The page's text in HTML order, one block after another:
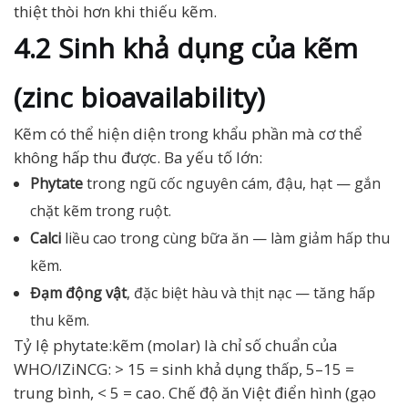
thiệt thòi hơn khi thiếu kẽm.
4.2 Sinh khả dụng của kẽm
(zinc bioavailability)
Kẽm có thể hiện diện trong khẩu phần mà cơ thể
không hấp thu được. Ba yếu tố lớn:
Phytatetrong ngũ cốc nguyên cám, đậu, hạt — gắn
chặt kẽm trong ruột.
Calci liều cao trong cùng bữa ăn — làm giảm hấp thu
kẽm.
Đạm động vật, đặc biệt hàu và thịt nạc — tăng hấp
thu kẽm.
Tỷ lệ phytate:kẽm (molar) là chỉ số chuẩn của
WHO/IZiNCG: > 15 = sinh khả dụng thấp, 5–15 =
trung bình, < 5 = cao. Chế độ ăn Việt điển hình (gạo